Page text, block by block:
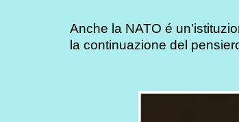
Anche la NATO é
la continuazione del